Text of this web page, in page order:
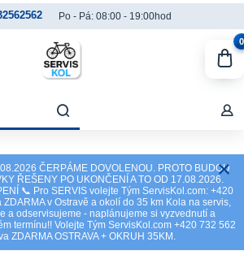
ČERPÁME DOVOLENOU. PROTO BUDOU
ŘEŠENY PO UKONČENÍ A TO OD 17.08.2026.
📞 Pro SERVIS volejte Tým ServisKol.com: +420
v Ostravě a okolí do 35 km Kola na servis,
a odservisujeme - naplánujeme si vyzvednutí a
termínu!! Volejte Tým ServisKol.com +420 732 562
ZDARMA OSTRAVA + OKRUH 35KM.
Po - Pá: 08:00 - 19:00hod
0